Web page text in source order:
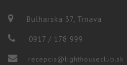
Bulharska 37, Trnava
0917 / 178 999
recepcia@lighthouseclub.sk